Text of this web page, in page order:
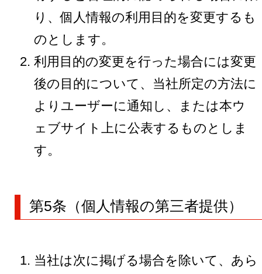
り、個人情報の利用目的を変更するも
のとします。
利用目的の変更を行った場合には変更
後の目的について、当社所定の方法に
よりユーザーに通知し、または本ウ
ェブサイト上に公表するものとしま
す。
第5条（個人情報の第三者提供）
当社は次に掲げる場合を除いて、あら